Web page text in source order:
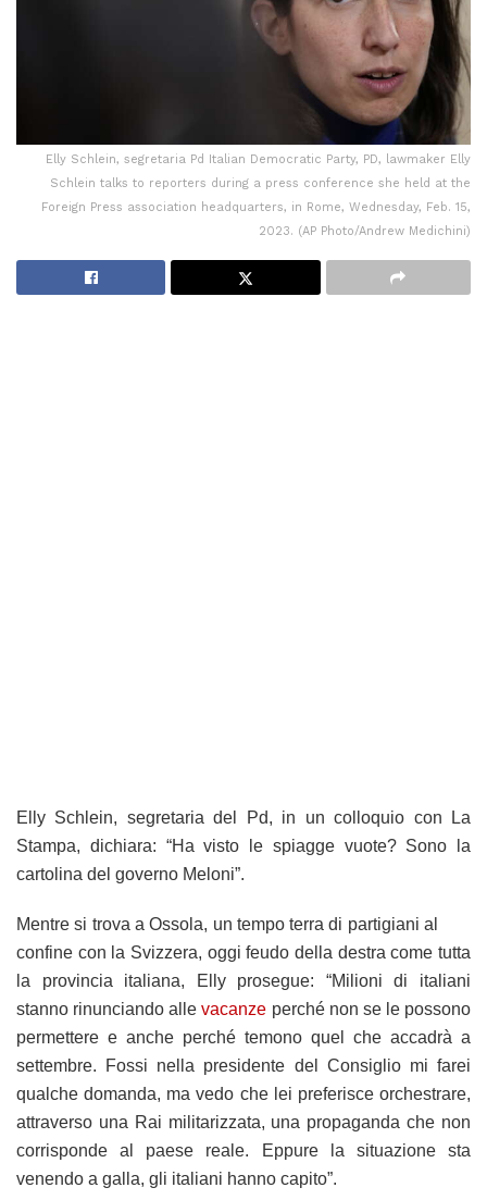
Elly Schlein, segretaria Pd Italian Democratic Party, PD, lawmaker Elly
Schlein talks to reporters during a press conference she held at the
Foreign Press association headquarters, in Rome, Wednesday, Feb. 15,
2023. (AP Photo/Andrew Medichini)
Elly Schlein, segretaria del Pd, in un colloquio con La
Stampa, dichiara: “Ha visto le spiagge vuote? Sono la
cartolina del governo Meloni”.
Mentre si trova a Ossola, un tempo terra di partigiani al
confine con la Svizzera, oggi feudo della destra come tutta
la provincia italiana, Elly prosegue: “Milioni di italiani
stanno rinunciando allevacanze perché non se le possono
permettere e anche perché temono quel che accadrà a
settembre. Fossi nella presidente del Consiglio mi farei
qualche domanda, ma vedo che lei preferisce orchestrare,
attraverso una Rai militarizzata, una propaganda che non
corrisponde al paese reale. Eppure la situazione sta
venendo a galla, gli italiani hanno capito”.